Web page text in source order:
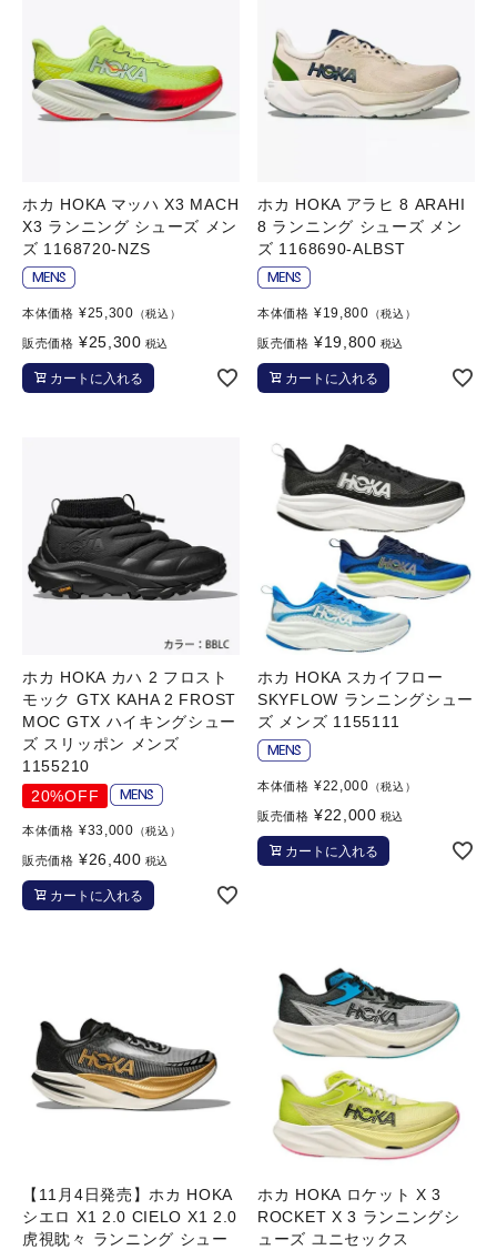
ホカ HOKA マッハ X3 MACH
X3 ランニング シューズ メン
ズ 1168720-NZS
本体価格 ¥25,300 （税込）
販売価格 ¥25,300 税込
カートに入れる
ホカ HOKA アラヒ 8 ARAHI
8 ランニング シューズ メン
ズ 1168690-ALBST
本体価格 ¥19,800 （税込）
販売価格 ¥19,800 税込
カートに入れる
ホカ HOKA カハ 2 フロスト
モック GTX KAHA 2 FROST
MOC GTX ハイキングシュー
ズ スリッポン メンズ
1155210
20%OFF
本体価格 ¥33,000 （税込）
販売価格 ¥26,400 税込
カートに入れる
ホカ HOKA スカイフロー
SKYFLOW ランニングシュー
ズ メンズ 1155111
本体価格 ¥22,000 （税込）
販売価格 ¥22,000 税込
カートに入れる
【11月4日発売】ホカ HOKA
シエロ X1 2.0 CIELO X1 2.0
虎視眈々 ランニング シュー
ホカ HOKA ロケット X 3
ROCKET X 3 ランニングシ
ューズ ユニセックス